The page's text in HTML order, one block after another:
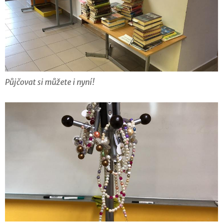
Půjčovat si můžete i nyní!